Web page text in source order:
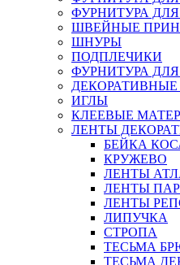
ФУРНИТУРА
ШВЕЙНЫЕ
ШНУРЫ
ПОДПЛЕЧИКИ
ФУРНИТУРА
ИГЛЫ
КЛЕЕВЫЕ
ЛЕНТЫ
БЕЙКА
КРУЖЕВО
ЛЕНТЫ
ЛЕНТЫ
ЛЕНТЫ
ЛИПУЧКА
СТРОПА
ТЕСЬМА
ТЕСЬМА